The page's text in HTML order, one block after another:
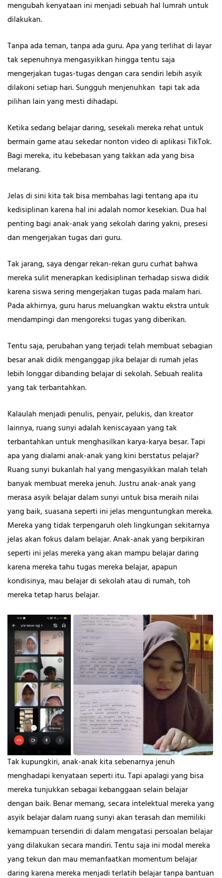
mengubah kenyataan ini menjadi sebuah hal lumrah untuk
dilakukan.
Tanpa ada teman, tanpa ada guru. Apa yang terlihat di layar
tak sepenuhnya mengasyikkan hingga tentu saja
mengerjakan tugas-tugas dengan cara sendiri lebih asyik
dilakoni setiap hari. Sungguh menjenuhkan tapi tak ada
pilihan lain yang mesti dihadapi.
Ketika sedang belajar daring, sesekali mereka rehat untuk
bermain game atau sekedar nonton video di aplikasi TikTok.
Bagi mereka, itu kebebasan yang takkan ada yang bisa
melarang.
Jelas di sini kita tak bisa membahas lagi tentang apa itu
kedisiplinan karena hal ini adalah nomor kesekian. Dua hal
penting bagi anak-anak yang sekolah daring yakni, presesi
dan mengerjakan tugas dari guru.
Tak jarang, saya dengar rekan-rekan guru curhat bahwa
mereka sulit menerapkan kedisiplinan terhadap siswa didik
karena siswa sering mengerjakan tugas pada malam hari.
Pada akhirnya, guru harus meluangkan waktu ekstra untuk
mendampingi dan mengoreksi tugas yang diberikan.
Tentu saja, perubahan yang terjadi telah membuat sebagian
besar anak didik menganggap jika belajar di rumah jelas
lebih longgar dibanding belajar di sekolah. Sebuah realita
yang tak terbantahkan.
Kalaulah menjadi penulis, penyair, pelukis, dan kreator
lainnya, ruang sunyi adalah keniscayaan yang tak
terbantahkan untuk menghasilkan karya-karya besar. Tapi
apa yang dialami anak-anak yang kini berstatus pelajar?
Ruang sunyi bukanlah hal yang mengasyikkan malah telah
banyak membuat mereka jenuh. Justru anak-anak yang
merasa asyik belajar dalam sunyi untuk bisa meraih nilai
yang baik, suasana seperti ini jelas menguntungkan mereka.
Mereka yang tidak terpengaruh oleh lingkungan sekitarnya
jelas akan fokus dalam belajar. Anak-anak yang berpikiran
seperti ini jelas mereka yang akan mampu belajar daring
karena mereka tahu tugas mereka belajar, apapun
kondisinya, mau belajar di sekolah atau di rumah, toh
mereka tetap harus belajar.
Tak kupungkiri, anak-anak kita sebenarnya jenuh
menghadapi kenyataan seperti itu. Tapi apalagi yang bisa
mereka tunjukkan sebagai kebanggaan selain belajar
dengan baik. Benar memang, secara intelektual mereka yang
asyik belajar dalam ruang sunyi akan terasah dan memiliki
kemampuan tersendiri di dalam mengatasi persoalan belajar
yang dilakukan secara mandiri. Tentu saja ini modal mereka
yang tekun dan mau memanfaatkan momentum belajar
daring karena mereka menjadi terlatih belajar tanpa bantuan